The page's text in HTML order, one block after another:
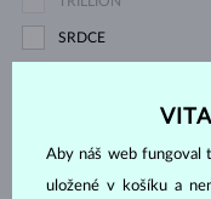
SRDCE
JUŽNÉHO PACIFIKU
Aby náš web fungoval
uložené v košíku a